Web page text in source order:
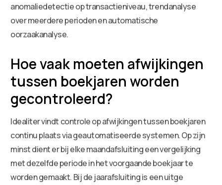
anomaliedetectie op transactieniveau, trendanalyse
over meerdere perioden en automatische
oorzaakanalyse.
Hoe vaak moeten afwijkingen
tussen boekjaren worden
gecontroleerd?
Idealiter vindt controle op afwijkingen tussen boekjaren
continu plaats via geautomatiseerde systemen. Op zijn
minst dient er bij elke maandafsluiting een vergelijking
met dezelfde periode in het voorgaande boekjaar te
worden gemaakt. Bij de jaarafsluiting is een uitge